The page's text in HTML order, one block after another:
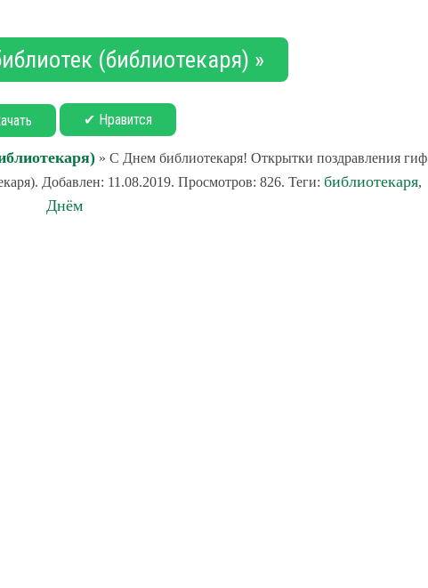
(библиотекаря) »
✔ Нравится
» С Днем библиотекаря! Открытки поздравления гиф
Добавлен: 11.08.2019. Просмотров: 826. Теги: библиотекаря,
Днём